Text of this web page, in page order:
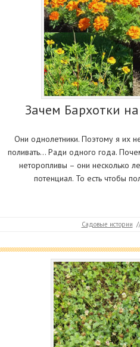
Зачем Бархотки
Они однолетники. Поэтому я их
поливать… Ради одного года.
неторопливы – они несколько
потенциал. То есть чтобы
Садовые истории